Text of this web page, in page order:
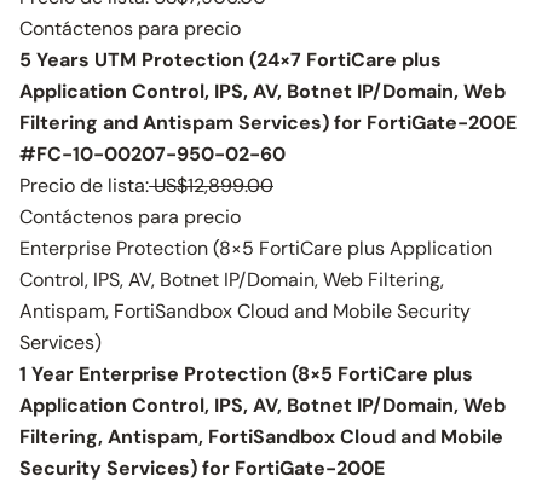
Contáctenos para precio
5 Years UTM Protection (24×7 FortiCare plus
Application Control, IPS, AV, Botnet IP/Domain, Web
Filtering and Antispam Services) for FortiGate-200E
#FC-10-00207-950-02-60
Precio de lista:US$12,899.00
Contáctenos para precio
Enterprise Protection (8×5 FortiCare plus Application
Control, IPS, AV, Botnet IP/Domain, Web Filtering,
Antispam, FortiSandbox Cloud and Mobile Security
Services)
1 Year Enterprise Protection (8×5 FortiCare plus
Application Control, IPS, AV, Botnet IP/Domain, Web
Filtering, Antispam, FortiSandbox Cloud and Mobile
Security Services) for FortiGate-200E